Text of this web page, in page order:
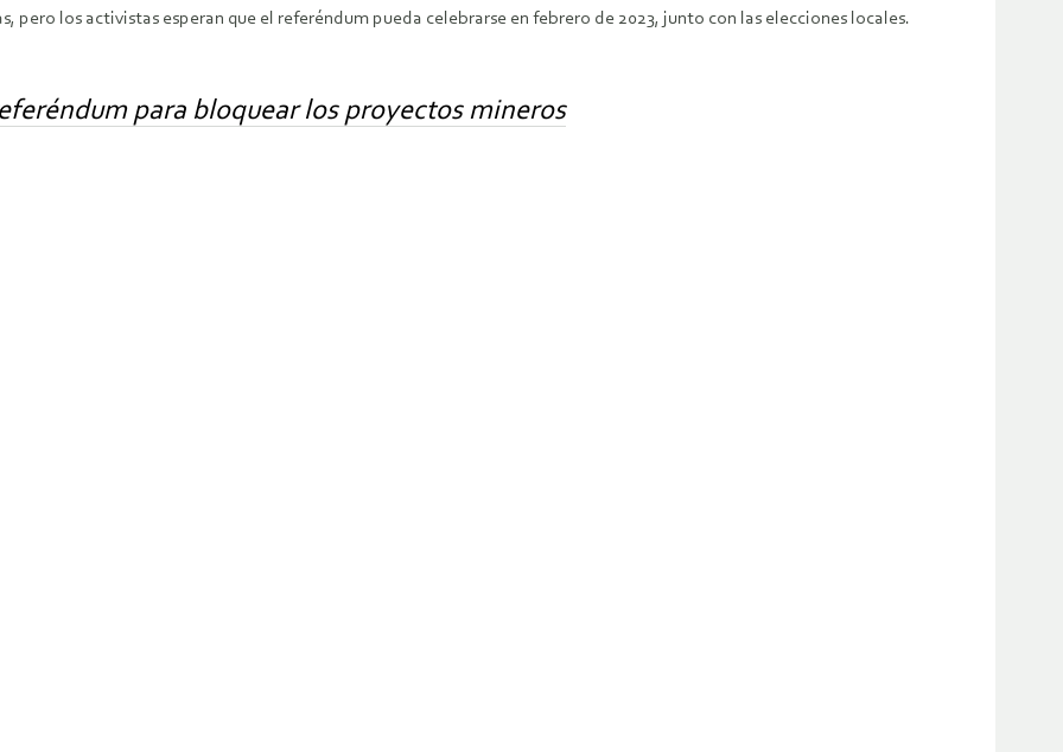
los activistas esperan que el referéndum pueda celebrarse en febrero de 2023, junto con las elecciones locales.
para bloquear los proyectos mineros